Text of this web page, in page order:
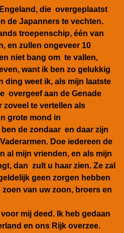
die overgeplaatst
de Japanners te vechten.
troepenschip, één van
en zullen ongeveer 10
niet bang om te vallen,
want ik ben zo gelukkig
ding weet ik, als mijn laatste
overgeef aan de Genade
zoveel te vertellen als
grote mond in
de zondaar en daar zijn
Doe iedereen de
al mijn vrienden, en als mijn
dan zult u haar zien. Ze zal
geen zorgen hebben
zoen van uw zoon, broers en
mij deed. Ik heb gedaan
en ons Rijk overzee.